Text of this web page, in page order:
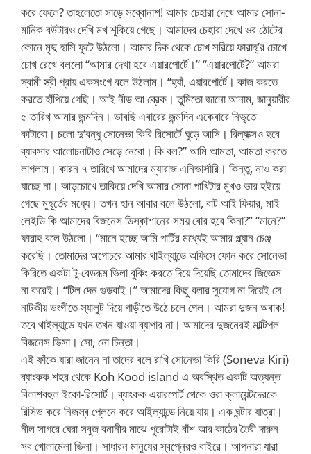
করে ফেলে? তাহলেতো সাড়ে সব্বোনাশ! আমার চেহারা দেখে আমার সোনা-
মানিক বউটারও দেখি মখ শূকিয়ে গেছে। আমাদের চেহারা দেখে ওর ঠোটের
কোনে মৃদু হাসি ফুটে উঠলো। আমার দিক থেকে চোখ সরিয়ে ফারাহ্’র চোখে
চোখ রেখে বললো “আমার দেখা হবে এয়ারপোর্টে।” “এয়ারপোর্টে?” আমরা
স্বামী স্ত্রী প্রায় একসংগে বলে উঠলাম। “হ্যাঁ, এয়ারপোর্টে। কাজ করতে
করতে হাঁপিয়ে গেছি। আই নীড আ ব্রেক। তুমিতো জানো আনাম, জানুয়ারীর
৫ তারিখ আমার জন্মদিন। ভাবছি এবারের জন্মদিন একেবারে নিভৃতে
কাটাবো। চলো দু’বন্ধু সোনেভা কিরি রিসোর্টে ঘুড়ে আসি। রিল্যাক্সও হবে
ব্যাবসার আলোচনাটাও সেড়ে নেবো। কি বল?” আমি আমতা, আমতা করতে
লাগলাম। কারন ৭ তারিখে আমাদের ম্যারাজ এনিভার্সারি। কিন্তু, নাও করা
যাচ্ছে না। আড়চোখে তাকিয়ে দেখি আমার সোনা পাখিটার মুখও ভার হইয়ে
গেছে মুহূর্তের মধ্যে। তখন হান আবার বলে উঠলো, বাট আই ফিয়ার, মাই
লেইডি কি আমাদের বিজনেস ডিস্কাশানের সময় বোর হবে কিনা?” “মানে?”
ফারাহ বলে উঠলো। “মানে হচ্ছে আমি পার্টির মধ্যেই আমার প্ল্যান চেঞ্জ
করেছি। তোমাদের অগোচরে আমার থাইল্যান্ডে অফিসে ফোন করে সোনেভা
কিরিতে একটা টু-বেডরূম ভিলা বুকিং করতে দিয়ে দিয়েছি তোমাদের জিজ্ঞেস
না করেই। “টিল দেন গুডবাই।” আমাদের কিছু বলার সুযোগ না দিয়েই সে
নাটকীয় ভংগীতে স্যালুট দিয়ে গাড়ীতে উঠে চলে গেল। আমরা দুজন অবাক!
তবে থাইল্যান্ডে যখন তখন যাওয়া ব্যাপার না। আমাদের দুজনেরই মাল্টিপল
বিজনেস ভিসা। সো, নো চিন্তা।
এই ফাঁকে যারা জানেন না তাদের বলে রাখি সোনেভা কিরি (Soneva Kiri)
ব্যাংকক শহর থেকে Koh Kood island এ অবস্থিত একটি অত্যন্ত
বিলাশবহুল ইকো-রিসোর্ট। ব্যাংকক এয়ারপোর্ট থেকে ওরা ক্লায়েন্টদেরকে
রিসিভ করে নিজস্ব প্লেনে করে আইল্যান্ডে নিয়ে যায়। এক ঘন্টার যাত্রা।
নীল সাগরে ঘেরা সবুজ বনানীর মাঝে পুরোটাই বাঁশ আর কাঠের তৈরী দারুন
সব খোলামেলা ভিলা। সাধারন মানুষের স্বপ্নেরও বাইরে। আপনারা যারা